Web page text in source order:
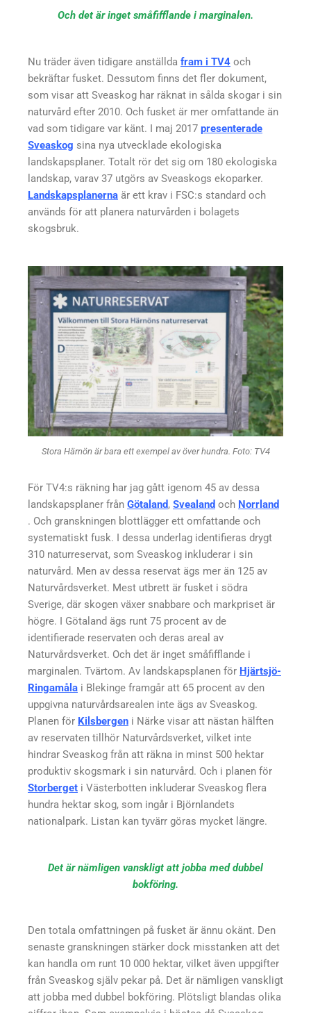
Och det är inget småfifflande i marginalen.
Nu träder även tidigare anställda fram i TV4 och
bekräftar fusket. Dessutom finns det fler dokument,
som visar att Sveaskog har räknat in sålda skogar i sin
naturvård efter 2010. Och fusket är mer omfattande än
vad som tidigare var känt. I maj 2017 presenterade
Sveaskog sina nya utvecklade ekologiska
landskapsplaner. Totalt rör det sig om 180 ekologiska
landskap, varav 37 utgörs av Sveaskogs ekoparker.
Landskapsplanerna är ett krav i FSC:s standard och
används för att planera naturvården i bolagets
skogsbruk.
Stora Härnön är bara ett exempel av över hundra. Foto: TV4
För TV4:s räkning har jag gått igenom 45 av dessa
landskapsplaner från Götaland, Svealand och Norrland
. Och granskningen blottlägger ett omfattande och
systematiskt fusk. I dessa underlag identifieras drygt
310 naturreservat, som Sveaskog inkluderar i sin
naturvård. Men av dessa reservat ägs mer än 125 av
Naturvårdsverket. Mest utbrett är fusket i södra
Sverige, där skogen växer snabbare och markpriset är
högre. I Götaland ägs runt 75 procent av de
identifierade reservaten och deras areal av
Naturvårdsverket. Och det är inget småfifflande i
marginalen. Tvärtom. Av landskapsplanen för Hjärtsjö-
Ringamåla i Blekinge framgår att 65 procent av den
uppgivna naturvårdsarealen inte ägs av Sveaskog.
Planen för Kilsbergen i Närke visar att nästan hälften
av reservaten tillhör Naturvårdsverket, vilket inte
hindrar Sveaskog från att räkna in minst 500 hektar
produktiv skogsmark i sin naturvård. Och i planen för
Storberget i Västerbotten inkluderar Sveaskog flera
hundra hektar skog, som ingår i Björnlandets
nationalpark. Listan kan tyvärr göras mycket längre.
Det är nämligen vanskligt att jobba med dubbel
bokföring.
Den totala omfattningen på fusket är ännu okänt. Den
senaste granskningen stärker dock misstanken att det
kan handla om runt 10 000 hektar, vilket även uppgifter
från Sveaskog själv pekar på. Det är nämligen vanskligt
att jobba med dubbel bokföring. Plötsligt blandas olika